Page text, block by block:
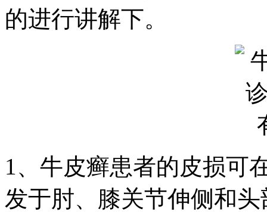
的进行讲解下。
1、牛皮癣患者的皮损可
发于肘、膝关节伸侧和